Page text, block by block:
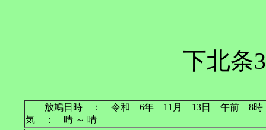
下北条
放鳩日時 ： 令和 6年 11月 13日 午
気 ： 晴 ～ 晴